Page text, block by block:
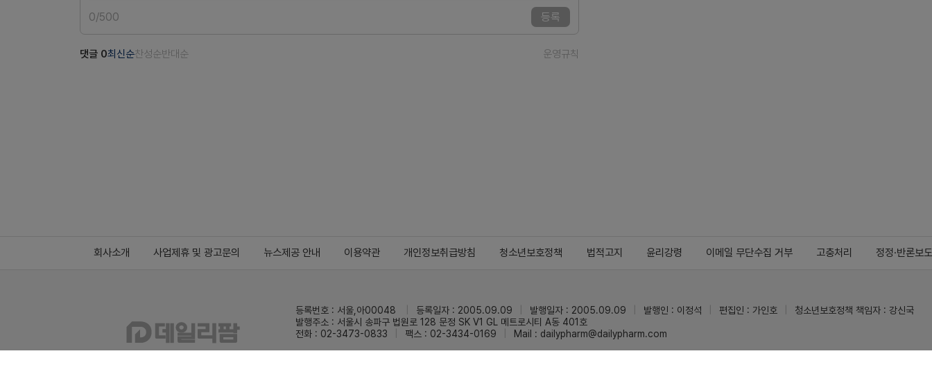
0/500 등록
댓글 0최신순찬성순반대순 운영규칙
회사소개 사업제휴 및 광고문의 뉴스제공 안내 이용약관 개인정보취급방침 청소년보호정책 법적고지 윤리강령 이메일 무단수집 거부 고충처리 정정·반론보도
등록번호 : 서울,아00048 등록일자 : 2005.09.09 발행일자 : 2005.09.09 발행인 : 이정석 편집인 : 가인호
청소년보호정책 책임자 : 강신국
발행주소 : 서울시 송파구 법원로 128 문정 SK V1 GL 메트로시티 A동 401호
전화 : 02-3473-0833
팩스 : 02-3434-0169 Mail : dailypharm@dailypharm.com